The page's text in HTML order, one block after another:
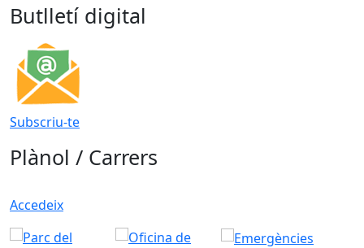
Butlletí digital
Subscriu-te
Plànol / Carrers
Accedeix